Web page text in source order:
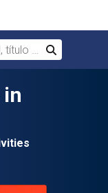
o autor
Buscar